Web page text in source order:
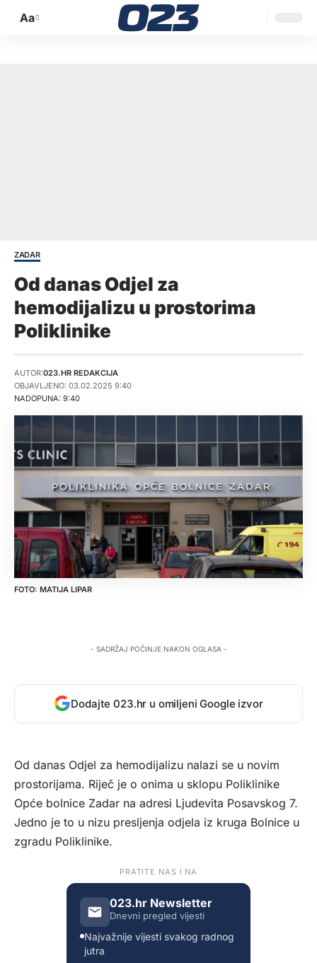
Promijeni
Aa
ZADAR
Od danas Odjel za
hemodijalizu u prostorima
Poliklinike
NADOPUNA: 9:40
AUTOR:023.HR REDAKCIJA
OBJAVLJENO: 03.02.2025 9:40
MATIJA LIPAR
- SADRŽAJ POČINJE NAKON OGLASA -
Dodajte 023.hr u omiljeni Google izvor
Od danas Odjel za hemodijalizu nalazi se u novim
prostorijama. Riječ je o onima u sklopu Poliklinike
Opće bolnice Zadar na adresi Ljudevita Posavskog 7.
Jedno je to u nizu presljenja odjela iz kruga Bolnice u
zgradu Poliklinike.
PRATITE NAS I NA
023.hr Newsletter
Dnevni pregled vijesti
Najvažnije vijesti svakog radnog
jutra